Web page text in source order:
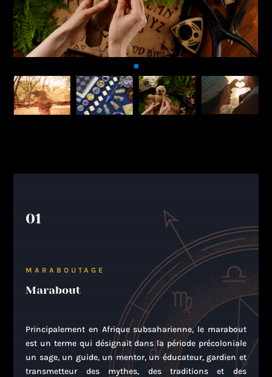
01
MARABOUTAGE
Marabout
Principalement en Afrique subsaharienne, le marabout
est un terme qui désignait dans la période précoloniale
un sage, un guide, un mentor, un éducateur, gardien et
transmetteur des mythes, des traditions et des